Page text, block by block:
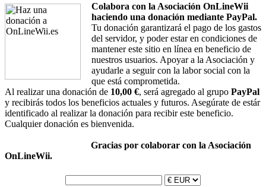
Colabora con la Asociación OnLineWii
haciendo una donación mediante PayPal.
Tu donación garantizará el pago de los gastos
del servidor, y poder estar en condiciones de
mantener este sitio en línea en beneficio de
nuestros usuarios. Apoyar a la Asociación y
ayudarle a seguir con la labor social con la
que está comprometida.
Al realizar una donación de 10,00 €, será agregado al grupo PayPal
y recibirás todos los beneficios actuales y futuros. Asegúrate de estár
identificado al realizar la donación para recibir este beneficio.
Cualquier donación es bienvenida.
Gracias por colaborar con la Asociación
OnLineWii.